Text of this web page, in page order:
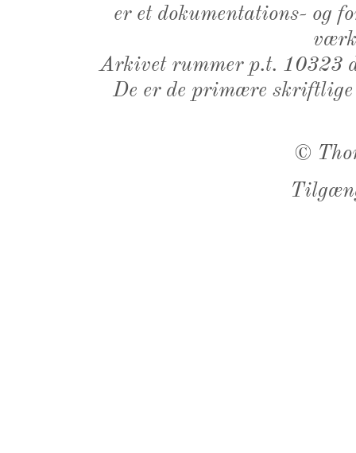
er et dokumentations- og
Arkivet rummer p.t. 10323
De er de primære
©